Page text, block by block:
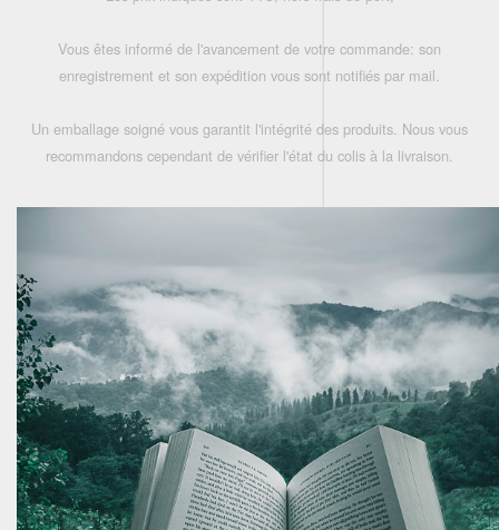
Vous êtes informé de l'avancement de votre commande: son
enregistrement et son expédition vous sont notifiés par mail.
Un emballage soigné vous garantit l'intégrité des produits. Nous vous
recommandons cependant de vérifier l'état du colis à la livraison.